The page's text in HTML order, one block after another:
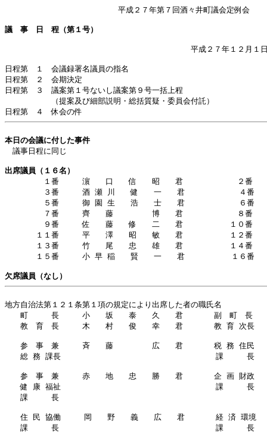
平成２７年第７回酒々井町議会定例会
議　事　日　程（第１号）
平成２７年１２月１日（火曜日）午
日程第　１　会議録署名議員の指名
日程第　２　会期決定
日程第　３　議案第１号ないし議案第９号一括上程
（提案及び細部説明・総括質疑・委員会付託）
本日の会議に付した事件
議事日程に同じ
出席議員（１６名）
１番　　　濵　　口　　信　　昭　　君　　　　　　　２番　　
３番　　　酒 瀬 川　　健　　一　　君　　　　　　　４番　　
５番　　　御 園 生　　浩　　士　　君　　　　　　　６番　　
７番　　　齊　　藤　　　　　博　　君　　　　　　　８番　　
９番　　　佐　　藤　　修　　二　　君　　　　　　１０番　　
１１番　　　平　　澤　　昭　　敏　　君　　　　　　１２番　　
１３番　　　竹　　尾　　忠　　雄　　君　　　　　　１４番　
１５番　　　小 早 稲　　賢　　一　　君　　　　　　１６番　　
欠席議員（なし）
地方自治法第１２１条第１項の規定により出席した者の職氏名
町　　　長　　　小　　坂　　泰　　久　　君　　　　副　町　長　
教　育　長　　　木　　村　　俊　　幸　　君　　　　教 育 次長　
参　事　兼　　　斉　　藤　　　　　広　　君　　　　税 務 住民　
総 務 課長　　　　　　　　　　　　　　　
参　事　兼　　　赤　　地　　忠　　勝　　君　　　　企 画 財政　
健 康 福祉　　　　　　　　　　　　　　　
課　　　長
住 民 協働　　　岡　　野　　義　　広　　君　　　　経 済 環境　
課　　　長　　　　　　　　　　　　　　　